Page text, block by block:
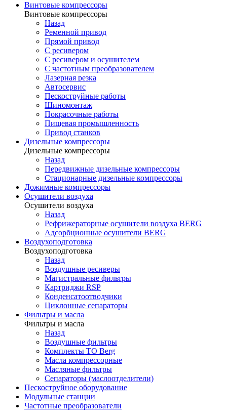
Винтовые компрессоры
Винтовые компрессоры
Назад
Ременной привод
Прямой привод
С ресивером
С ресивером и осушителем
С частотным преобразователем
Лазерная резка
Автосервис
Пескоструйные работы
Шиномонтаж
Покрасочные работы
Пищевая промышленность
Привод станков
Дизельные компрессоры
Дизельные компрессоры
Назад
Передвижные дизельные компрессоры
Стационарные дизельные компрессоры
Дожимные компрессоры
Осушители воздуха
Осушители воздуха
Назад
Рефрижераторные осушители воздуха BERG
Адсорбционные осушители BERG
Воздухоподготовка
Воздухоподготовка
Назад
Воздушные ресиверы
Магистральные фильтры
Картриджи RSP
Конденсатоотводчики
Циклонные сепараторы
Фильтры и масла
Фильтры и масла
Назад
Воздушные фильтры
Комплекты ТО Berg
Масла компрессорные
Масляные фильтры
Сепараторы (маслоотделители)
Пескоструйное оборудование
Модульные станции
Частотные преобразователи